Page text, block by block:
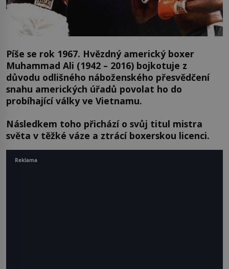
Píše se rok 1967. Hvězdný americký boxer
Muhammad Ali (1942 – 2016) bojkotuje z
důvodu odlišného náboženského přesvědčení
snahu amerických úřadů povolat ho do
probíhající války ve Vietnamu.
Následkem toho přichází o svůj titul mistra
světa v těžké váze a ztrácí boxerskou licenci.
Reklama